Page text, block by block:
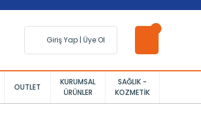
Giriş Yap | Üye Ol
OUTLET
KURUMSAL
ÜRÜNLER
SAĞLIK -
KOZMETIK